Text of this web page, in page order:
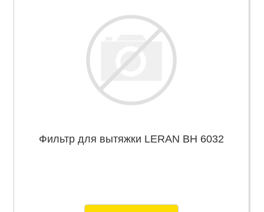
Фильтр для вытяжки LERAN BH 6032